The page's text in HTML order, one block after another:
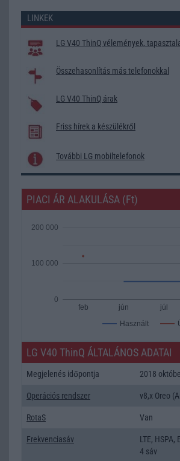
LINKEK
LG V40 ThinQ vélemények,
Összehasonlítás más telefonokkal
LG V40 ThinQ árak
Friss hírek a készülékről
További LG mobiltelefonok
PIACI ÁR ALAKULÁSA (Ft)
Használt
feb jún júl
0
100 000
200 000
LG V40 ThinQ ÁLTALÁNOS ADATAI
Megjelenés időpontja 2018
Operációs rendszer v8,x Oreo
RotaS Van
Frekvenciasáv
LTE, HSPA,
4 sáv